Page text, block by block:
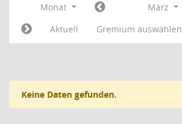
Monat März
Aktuell
Gremium auswählen
Keine Daten gefunden.